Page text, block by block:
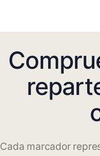
Cada marcador